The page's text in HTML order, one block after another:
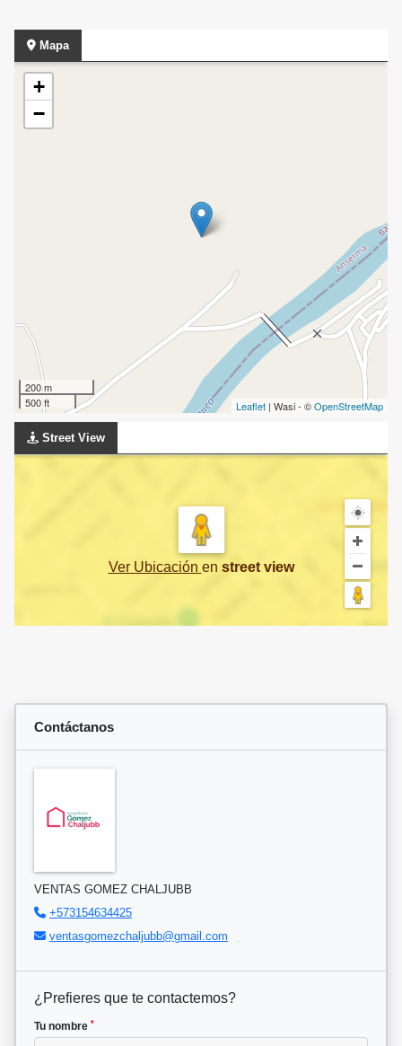
Mapa
+
−
200 m
500 ft
Leaflet | Wasi - ©OpenStreetMap
Street View
Ver Ubicación en street view
Contáctanos
VENTAS GOMEZ CHALJUBB
+573154634425
ventasgomezchaljubb@gmail.com
¿Prefieres que te contactemos?
Tu nombre *